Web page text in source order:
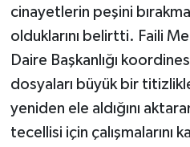
cinayetlerin peşini
olduklarını belirtti. Faili
Daire Başkanlığı
dosyaları büyük bir
yeniden ele aldığını
tecellisi için çalışmalarını
Sokak Hayvanlarını
Spor